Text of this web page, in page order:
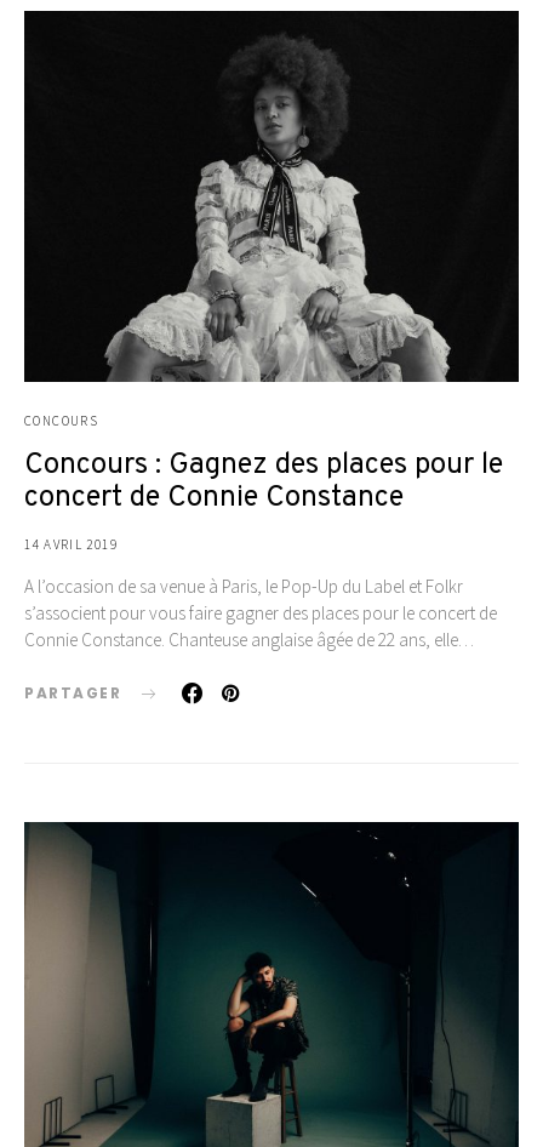
CONCOURS
Concours : Gagnez des places pour le
concert de Connie Constance
14 AVRIL 2019
A l’occasion de sa venue à Paris, le Pop-Up du Label et Folkr
s’associent pour vous faire gagner des places pour le concert de
Connie Constance. Chanteuse anglaise âgée de 22 ans, elle…
PARTAGER